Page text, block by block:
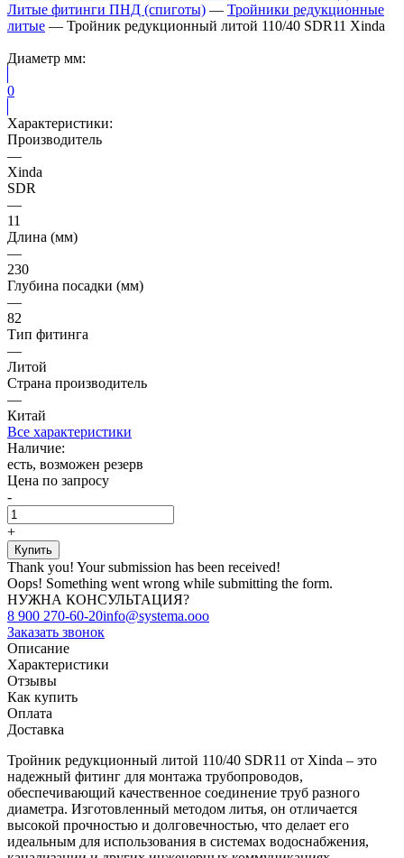
Литые фитинги ПНД (спиготы) — Тройники редукционные
литые — Тройник редукционный литой 110/40 SDR11 Xinda
Диаметр мм:
0
Характеристики:
Производитель
—
Xinda
SDR
—
11
Длина (мм)
—
230
Глубина посадки (мм)
—
82
Тип фитинга
—
Литой
Страна производитель
—
Китай
Все характеристики
Наличие:
есть, возможен резерв
Цена по запросу
-
+
Thank you! Your submission has been received!
Oops! Something went wrong while submitting the form.
НУЖНА КОНСУЛЬТАЦИЯ?
8 900 270-60-20info@systema.ooo
Заказать звонок
Описание
Характеристики
Отзывы
Как купить
Оплата
Доставка
Тройник редукционный литой 110/40 SDR11 от Xinda – это
надежный фитинг для монтажа трубопроводов,
обеспечивающий качественное соединение труб разного
диаметра. Изготовленный методом литья, он отличается
высокой прочностью и долговечностью, что делает его
идеальным для использования в системах водоснабжения,